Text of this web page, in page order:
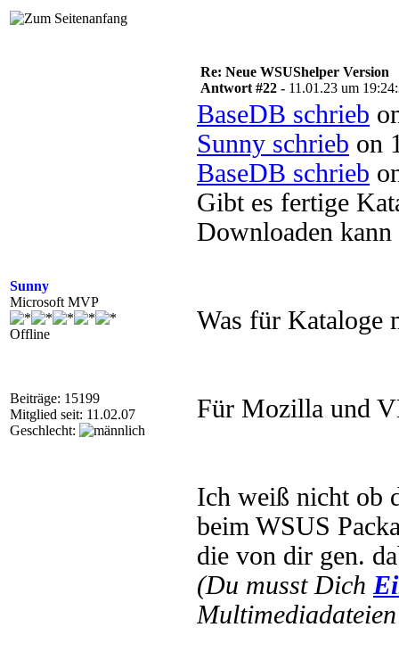
Sunny
Microsoft MVP
Offline
Beiträge: 15199
Mitglied seit: 11.02.07
Geschlecht:
Re: Neue WSUShelper Version
Antwort #22 - 11.01.23 um
BaseDB schrieb
Sunny schrieb on
BaseDB schrieb
Gibt es fertige
Downloaden kann
Was für Kataloge
Für Mozilla und
Ich weiß nicht ob
beim WSUS
die von dir gen.
(Du musst Dich